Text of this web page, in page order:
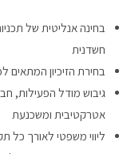
בחינה אנליטית של
חשדנית
בחירת הזיכיון המתאים
גיבוש מודל הפעילות,
אטרקטיבית ומשכנעת
ליווי משפטי לאורך